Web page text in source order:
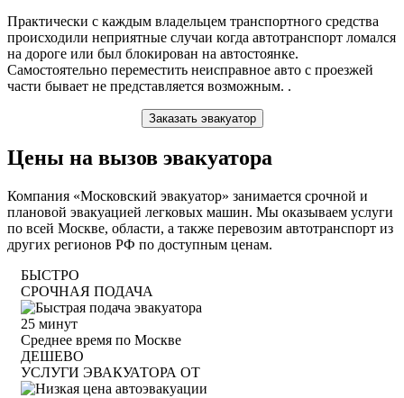
Практически с каждым владельцем транспортного средства
происходили неприятные случаи когда автотранспорт ломался
на дороге или был блокирован на автостоянке.
Самостоятельно переместить неисправное авто с проезжей
части бывает не представляется возможным. .
Заказать эвакуатор
Цены на вызов эвакуатора
Компания «Московский эвакуатор» занимается срочной и
плановой эвакуацией легковых машин. Мы оказываем услуги
по всей Москве, области, а также перевозим автотранспорт из
других регионов РФ по доступным ценам.
БЫСТРО
СРОЧНАЯ ПОДАЧА
25 минут
Среднее время по Москве
ДЕШЕВО
УСЛУГИ ЭВАКУАТОРА ОТ